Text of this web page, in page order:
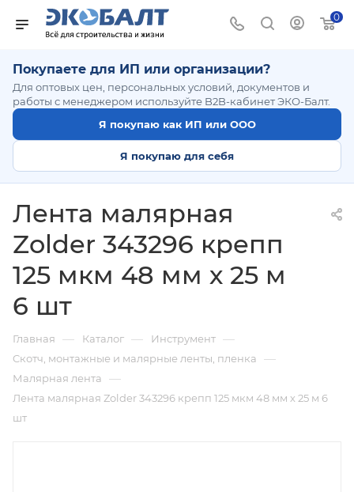
0
Покупаете для ИП или организации?
Для оптовых цен, персональных условий, документов и
работы с менеджером используйте B2B-кабинет ЭКО-Балт.
Я покупаю как ИП или ООО
Я покупаю для себя
Лента малярная
Zolder 343296 крепп
125 мкм 48 мм х 25 м
6 шт
Главная — Каталог — Инструмент —
Cкотч, монтажные и малярные ленты, пленка —
Малярная лента —
Лента малярная Zolder 343296 крепп 125 мкм 48 мм х 25 м 6
шт